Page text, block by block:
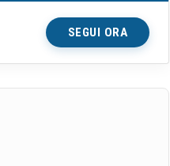
SEGUI ORA